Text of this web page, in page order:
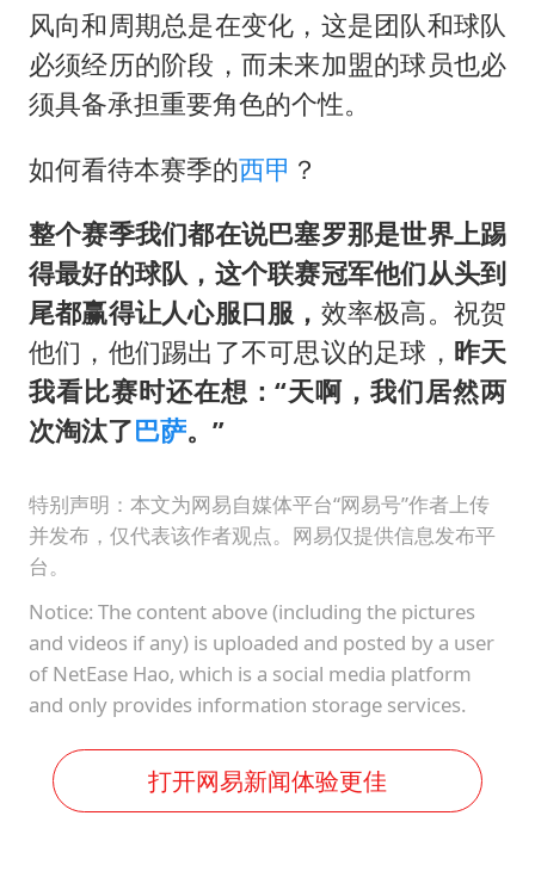
风向和周期总是在变化，这是团队和球队
必须经历的阶段，而未来加盟的球员也必
须具备承担重要角色的个性。
如何看待本赛季的西甲 ？
整个赛季我们都在说巴塞罗那是世界上踢
得最好的球队，这个联赛冠军他们从头到
尾都赢得让人心服口服， 效率极高。祝贺
他们，他们踢出了不可思议的足球， 昨天
我看比赛时还在想：“天啊，我们居然两
次淘汰了巴萨。”
特别声明：本文为网易自媒体平台“网易号”作者上传
并发布，仅代表该作者观点。网易仅提供信息发布平
台。
Notice: The content above (including the pictures
and videos if any) is uploaded and posted by a user
of NetEase Hao, which is a social media platform
and only provides information storage services.
打开网易新闻体验更佳